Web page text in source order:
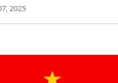
2025